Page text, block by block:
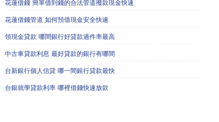
花蓮借錢 簡單借到錢的合法管道撥款現金快速
花蓮借錢管道 如何預借現金安全快速
領現金貸款 哪間銀行好貸款過件率最高
中古車貸款利息 最好貸款的銀行有哪間
台新銀行個人信貸 哪一間銀行貸款最快
台銀就學貸款利率 哪裡借錢快速放款